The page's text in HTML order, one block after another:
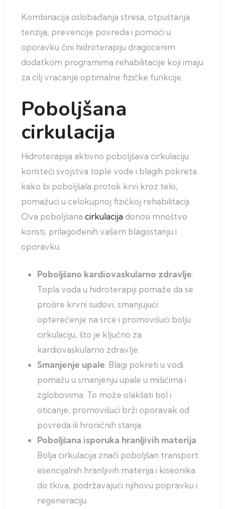
Kombinacija oslobađanja stresa, otpuštanja
tenzija, prevencije povreda i pomoći u
oporavku čini hidroterapiju dragocenim
dodatkom programima rehabilitacije koji imaju
za cilj vraćanje optimalne fizičke funkcije.
Poboljšana
cirkulacija
Hidroterapija aktivno poboljšava cirkulaciju
koristeći svojstva tople vode i blagih pokreta
kako bi poboljšala protok krvi kroz telo,
pomažući u celokupnoj fizičkoj rehabilitaciji.
Ova poboljšana cirkulacija donosi mnoštvo
koristi, prilagođenih vašem blagostanju i
oporavku:
Poboljšano kardiovaskularno zdravlje:
Topla voda u hidroterapiji pomaže da se
prošire krvni sudovi, smanjujući
opterećenje na srce i promovišući bolju
cirkulaciju, što je ključno za
kardiovaskularno zdravlje.
Smanjenje upale: Blagi pokreti u vodi
pomažu u smanjenju upale u mišićima i
zglobovima. To može olakšati bol i
oticanje, promovišući brži oporavak od
povreda ili hroničnih stanja.
Poboljšana isporuka hranljivih materija:
Bolja cirkulacija znači poboljšan transport
esencijalnih hranljivih materija i kiseonika
do tkiva, podržavajući njihovu popravku i
regeneraciju.